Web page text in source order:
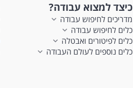
כיצד למצוא עבודה?
מדריכים לחיפוש עבודה
כלים לחיפוש עבודה
כלים לפיטורים ואבטלה
כלים נוספים לעולם העבודה